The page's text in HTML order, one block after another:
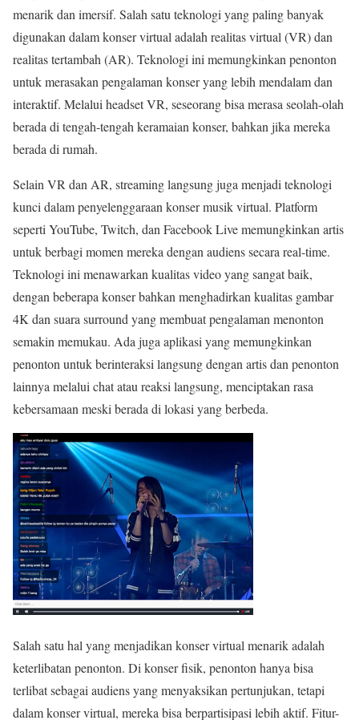
menarik dan imersif. Salah satu teknologi yang paling banyak
digunakan dalam konser virtual adalah realitas virtual (VR) dan
realitas tertambah (AR). Teknologi ini memungkinkan penonton
untuk merasakan pengalaman konser yang lebih mendalam dan
interaktif. Melalui headset VR, seseorang bisa merasa seolah-olah
berada di tengah-tengah keramaian konser, bahkan jika mereka
berada di rumah.
Selain VR dan AR, streaming langsung juga menjadi teknologi
kunci dalam penyelenggaraan konser musik virtual. Platform
seperti YouTube, Twitch, dan Facebook Live memungkinkan artis
untuk berbagi momen mereka dengan audiens secara real-time.
Teknologi ini menawarkan kualitas video yang sangat baik,
dengan beberapa konser bahkan menghadirkan kualitas gambar
4K dan suara surround yang membuat pengalaman menonton
semakin memukau. Ada juga aplikasi yang memungkinkan
penonton untuk berinteraksi langsung dengan artis dan penonton
lainnya melalui chat atau reaksi langsung, menciptakan rasa
kebersamaan meski berada di lokasi yang berbeda.
Salah satu hal yang menjadikan konser virtual menarik adalah
keterlibatan penonton. Di konser fisik, penonton hanya bisa
terlibat sebagai audiens yang menyaksikan pertunjukan, tetapi
dalam konser virtual, mereka bisa berpartisipasi lebih aktif. Fitur-